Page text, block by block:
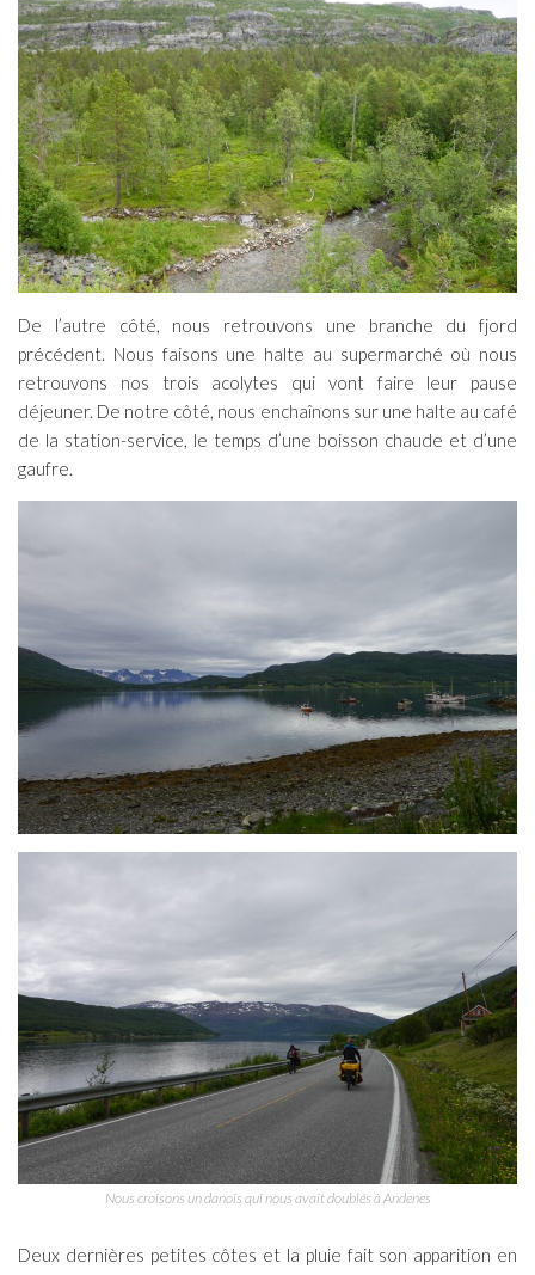
De l’autre côté, nous retrouvons une branche du fjord
précédent. Nous faisons une halte au supermarché où nous
retrouvons nos trois acolytes qui vont faire leur pause
déjeuner. De notre côté, nous enchaînons sur une halte au café
de la station-service, le temps d’une boisson chaude et d’une
gaufre.
Nous croisons un danois qui nous avait doublés à Andenes
Deux dernières petites côtes et la pluie fait son apparition en